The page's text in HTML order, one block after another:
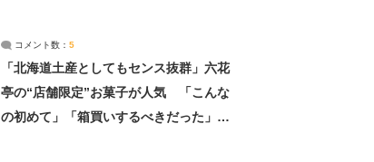
コメント数： 5
「北海道土産としてもセンス抜群」六花
亭の“店舗限定”お菓子が人気 「こんな
の初めて」「箱買いするべきだった」